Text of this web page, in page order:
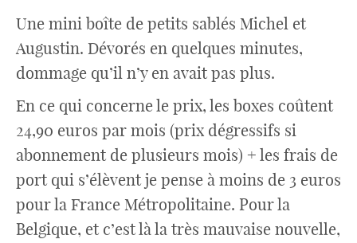
Une mini boîte de petits sablés Michel et
Augustin. Dévorés en quelques minutes,
dommage qu’il n’y en avait pas plus.
En ce qui concerne le prix, les boxes coûtent
24,90 euros par mois (prix dégressifs si
abonnement de plusieurs mois) + les frais de
port qui s’élèvent je pense à moins de 3 euros
pour la France Métropolitaine. Pour la
Belgique, et c’est là la très mauvaise nouvelle,